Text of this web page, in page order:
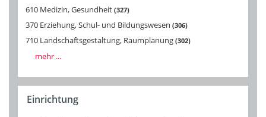
610 Medizin, Gesundheit 327
370 Erziehung, Schul- und Bildungswesen 306
710 Landschaftsgestaltung, Raumplanung 302
mehr ...
Einrichtung